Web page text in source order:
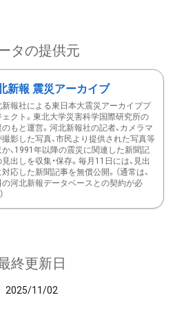
タの提供元
新報 震災アーカイブ
新報社による東日本大震災アーカイブプ
ェクト。東北大学災害科学国際研究所の
もと運営。河北新報社の記者、カメラマ
撮影した写真、市民より提供された写真等
か、1991年以降の震災に関連した新聞記
出しを収集・保存。毎月11日には、見出
対応した新聞記事を無償公開。（通常は、
の河北新報データベースとの契約が必
終更新日
2025/11/02